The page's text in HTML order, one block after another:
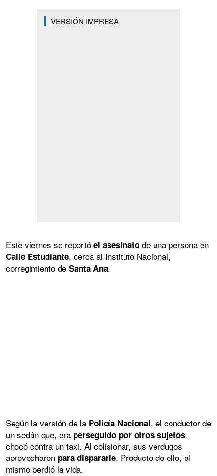
VERSIÓN IMPRESA
Este viernes se reportó el asesinato de una persona en
Calle Estudiante, cerca al Instituto Nacional,
corregimiento de Santa Ana.
Según la versión de la Policía Nacional, el conductor de
un sedán que, era perseguido por otros sujetos,
chocó contra un taxi. Al colisionar, sus verdugos
aprovecharon para dispararle. Producto de ello, el
mismo perdió la vida.